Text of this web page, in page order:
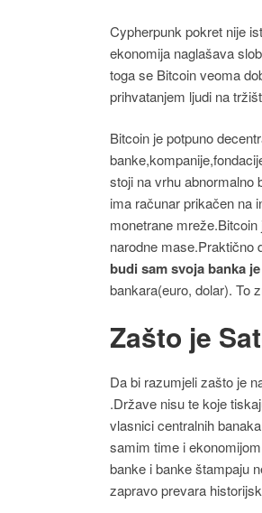
Cypherpunk pokret nije
ekonomija naglašava
toga se Bitcoin veoma
prihvatanjem ljudi na
Bitcoin je potpuno
stoji na vrhu abnormalno
ima računar prikačen na
monetrane
narodne mase.Praktično
budi sam svoja banka
bankara(euro, dolar). To
Zašto je
Da bi razumjeli zašto je
.Države nisu te koje
vlasnici centralnih
samim time i
banke i banke štampaju
zapravo prevara